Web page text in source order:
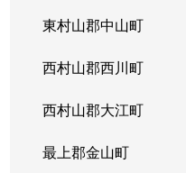
東村山郡中山町
西村山郡西川町
西村山郡大江町
最上郡金山町